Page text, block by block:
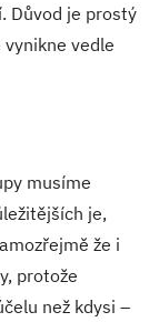
Důvod je prostý
vedle
musíme
je,
že i
protože
než kdysi –